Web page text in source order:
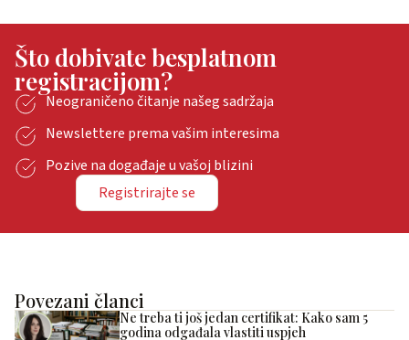
Što dobivate besplatnom
registracijom?
Neograničeno čitanje našeg sadržaja
Newslettere prema vašim interesima
Pozive na događaje u vašoj blizini
Registrirajte se
Povezani članci
Ne treba ti još jedan certifikat: Kako sam 5
godina odgađala vlastiti uspjeh